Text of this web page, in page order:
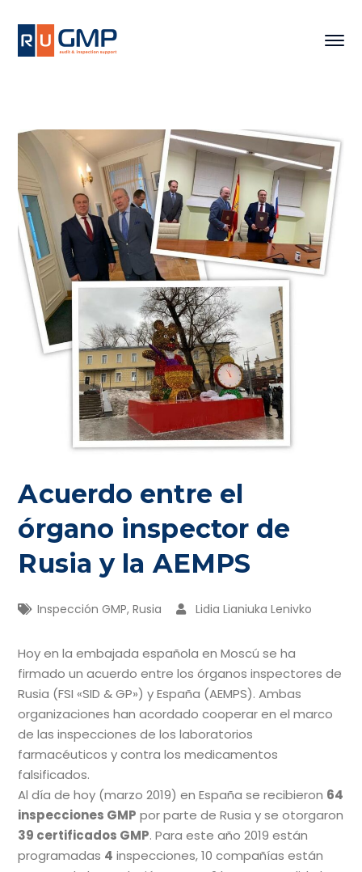
Acuerdo entre el
órgano inspector de
Rusia y la AEMPS
Inspección GMP,Rusia Lidia Lianiuka Lenivko
Hoy en la embajada española en Moscú se ha
firmado un acuerdo entre los órganos inspectores de
Rusia (FSI «SID & GP») y España (AEMPS). Ambas
organizaciones han acordado cooperar en el marco
de las inspecciones de los laboratorios
farmacéuticos y contra los medicamentos
falsificados.
Al día de hoy (marzo 2019) en España se recibieron 64
inspecciones GMP por parte de Rusia y se otorgaron
39 certificados GMP. Para este año 2019 están
programadas 4 inspecciones, 10 compañías están